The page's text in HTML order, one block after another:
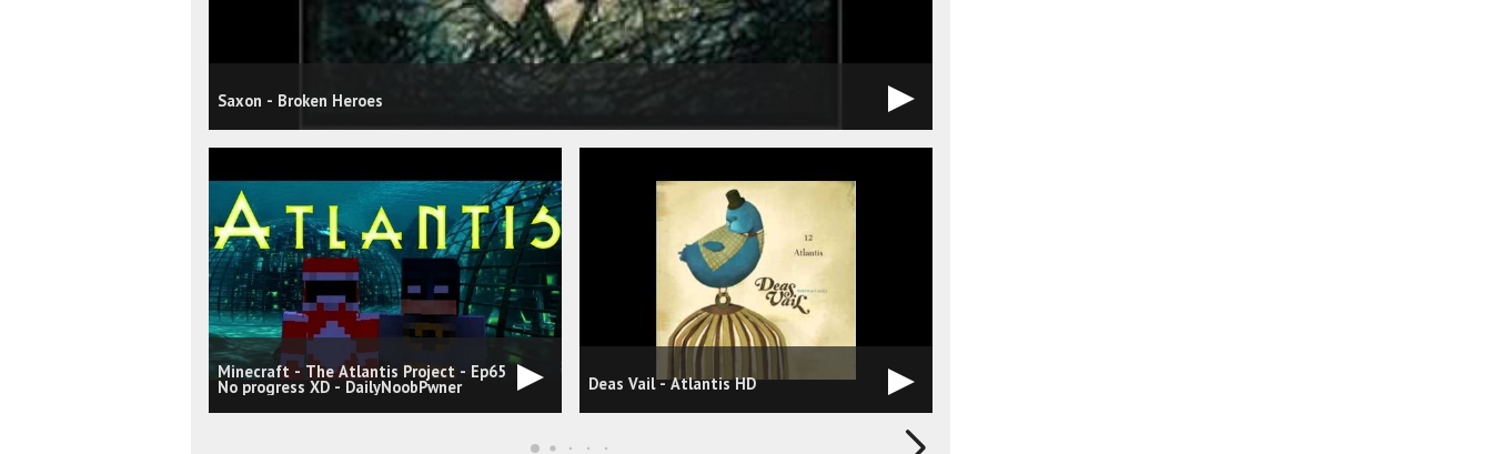
Saxon - Broken Heroes
Minecraft - The Atlantis Project - Ep65
No progress XD - DailyNoobPwner Deas Vail - Atlantis HD